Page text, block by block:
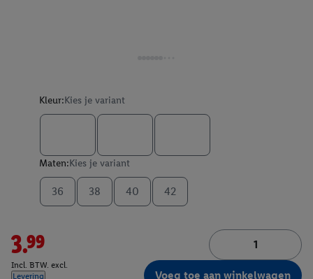
Kleur:Kies je variant
Maten:Kies je variant
36 38 40 42
3.99
Incl. BTW. excl.
Levering
Voeg toe aan winkelwagen